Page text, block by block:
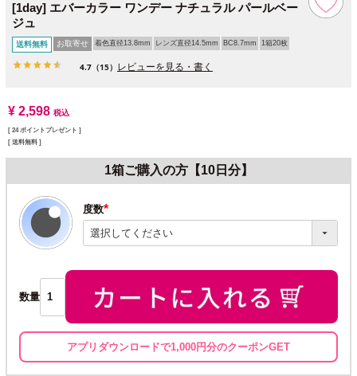
[1day] エバーカラー ワンデー ナチュラル パールベー
ジュ
送料無料 お取寄せ 着色直径13.8mm レンズ直径14.5mm BC8.7mm 1箱20枚
4.7 （15） レビューを見る・書く
¥ 2,598 税込
[ 24 ポイントプレゼント ]
送料無料
1箱ご購入の方【10日分】
度数
(必
須)
数量
アプリダウンロードで1,000円分のクーポンGET